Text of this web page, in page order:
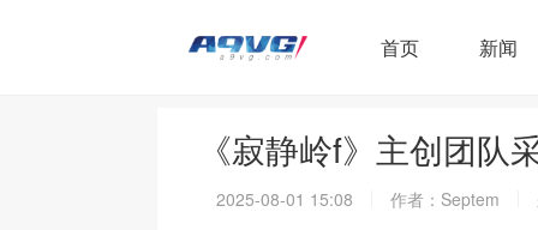
首页 新闻
《寂静岭f》主创团
2025-08-01 15:08 作者：Septem